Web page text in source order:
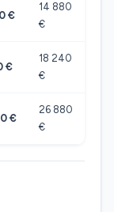
€
14 880
€
€
18 240
€
€
26 880
€